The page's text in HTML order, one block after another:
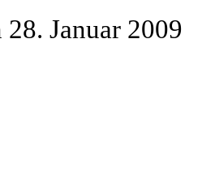
Januar 2009